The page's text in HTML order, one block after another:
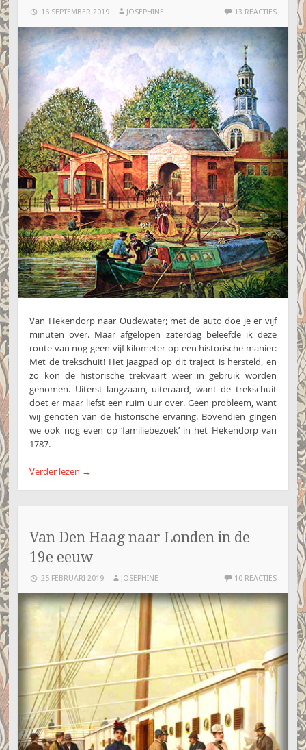
16 SEPTEMBER 2019 JOSEPHINE 13 REACTIES
Van Hekendorp naar Oudewater; met de auto doe je er vijf
minuten over. Maar afgelopen zaterdag beleefde ik deze
route van nog geen vijf kilometer op een historische manier:
Met de trekschuit! Het jaagpad op dit traject is hersteld, en
zo kon de historische trekvaart weer in gebruik worden
genomen. Uiterst langzaam, uiteraard, want de trekschuit
doet er maar liefst een ruim uur over. Geen probleem, want
wij genoten van de historische ervaring. Bovendien gingen
we ook nog even op ‘familiebezoek’ in het Hekendorp van
1787.
Verder lezen →
Van Den Haag naar Londen in de
19e eeuw
25 FEBRUARI 2019 JOSEPHINE 10 REACTIES